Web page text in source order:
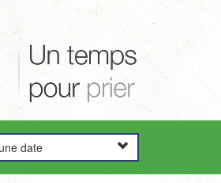
date